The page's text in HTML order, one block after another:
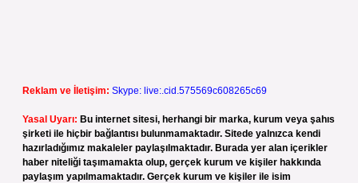
Reklam ve İletişim: Skype: live:.cid.575569c608265c69
Yasal Uyarı: Bu internet sitesi, herhangi bir marka, kurum veya şahıs
şirketi ile hiçbir bağlantısı bulunmamaktadır. Sitede yalnızca kendi
hazırladığımız makaleler paylaşılmaktadır. Burada yer alan içerikler
haber niteliği taşımamakta olup, gerçek kurum ve kişiler hakkında
paylaşım yapılmamaktadır. Gerçek kurum ve kişiler ile isim